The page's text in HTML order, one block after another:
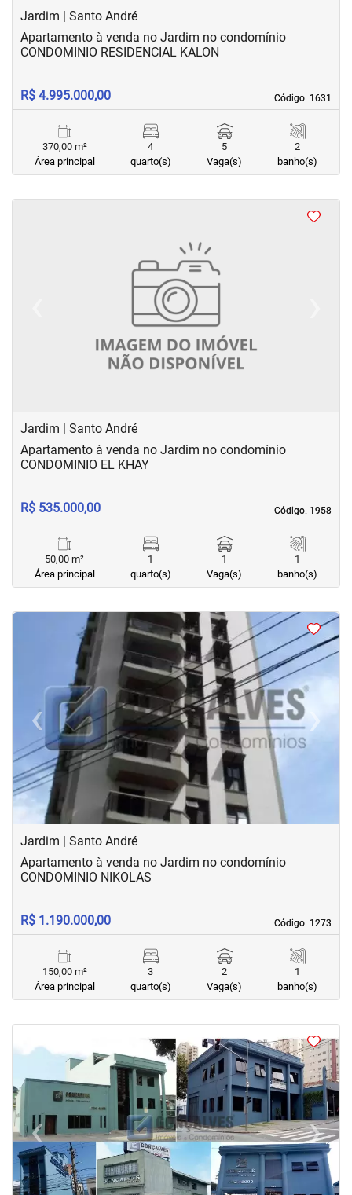
Jardim | Santo André
Código. 1631
Código. 1631
Apartamento à venda no Jardim no condomínio
CONDOMINIO RESIDENCIAL KALON
R$ 4.995.000,00
370,00 m²
Área principal
4
quarto(s)
5
Vaga(s)
2
banho(s)
Jardim | Santo André
Código. 1958
Código. 1958
Apartamento à venda no Jardim no condomínio
CONDOMINIO EL KHAY
R$ 535.000,00
50,00 m²
Área principal
1
quarto(s)
1
Vaga(s)
1
banho(s)
<
‹Previous ›Next
Jardim | Santo André
Código. 1273
Código. 1273
Apartamento à venda no Jardim no condomínio
CONDOMINIO NIKOLAS
R$ 1.190.000,00
150,00 m²
Área principal
3
quarto(s)
2
Vaga(s)
1
banho(s)
‹Previous ›Next